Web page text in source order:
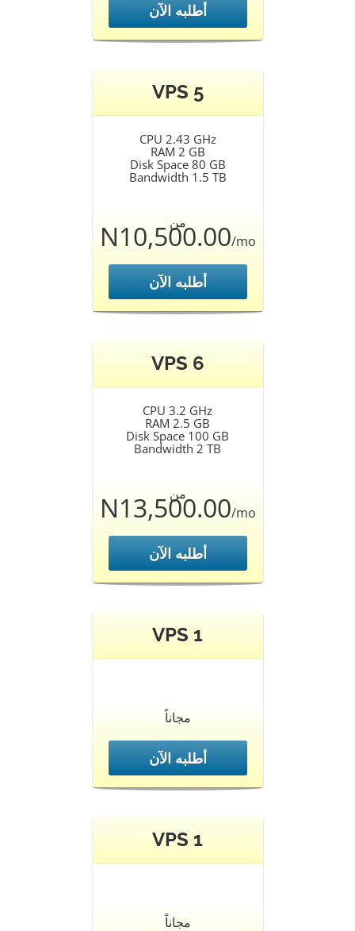
أطلبه الآن
VPS 5
CPU 2.43 GHz
RAM 2 GB
Disk Space 80 GB
Bandwidth 1.5 TB
من
N10,500.00/mo
أطلبه الآن
VPS 6
CPU 3.2 GHz
RAM 2.5 GB
Disk Space 100 GB
Bandwidth 2 TB
من
N13,500.00/mo
أطلبه الآن
VPS 1
مجاناً
أطلبه الآن
VPS 1
مجاناً